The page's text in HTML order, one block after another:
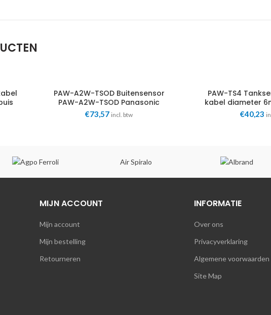
PAW-A2W-TSOD Buitensensor
PAW-A2W-TSOD Panasonic
€73,57 incl. btw
PAW-TS4
kabel diameter
€40,23
Air Spiralo
MIJN ACCOUNT
Mijn account
Mijn bestelling
Retourneren
INFORMATIE
Over ons
Privacyverklaring
Algemene voorwaarden
Site Map